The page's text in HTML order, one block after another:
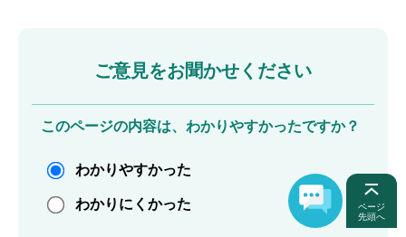
ご意見をお聞かせください
このページの内容は、わかりやすかったですか？
わかりやすかった
わかりにくかった
ページ
先頭へ